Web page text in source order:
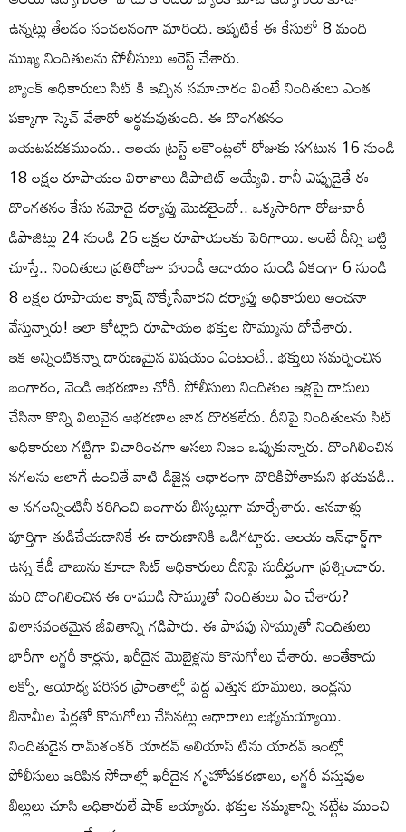
ఉన్నట్లు తేలడం సంచలనంగా మారింది. ఇప్పటికే ఈ కేసులో 8 మంది
ముఖ్య నిందితులను పోలీసులు అరెస్ట్ చేశారు.
బ్యాంక్ అధికారులు సిట్ కి ఇచ్చిన సమాచారం వింటే నిందితులు ఎంత
పక్కాగా స్కెచ్ వేశారో అర్థమవుతుంది. ఈ దొంగతనం
బయటపడకముందు.. ఆలయ ట్రస్ట్ అకౌంట్లలో రోజుకు సగటున 16 నుండి
18 లక్షల రూపాయల విరాళాలు డిపాజిట్ అయ్యేవి. కానీ ఎప్పుడైతే ఈ
దొంగతనం కేసు నమోదై దర్యాప్తు మొదలైందో.. ఒక్కసారిగా రోజువారీ
డిపాజిట్లు 24 నుండి 26 లక్షల రూపాయలకు పెరిగాయి. అంటే దీన్ని బట్టి
చూస్తే.. నిందితులు ప్రతిరోజూ హుండీ ఆదాయం నుండి ఏకంగా 6 నుండి
8 లక్షల రూపాయల క్యాష్ నొక్కేసేవారని దర్యాప్తు అధికారులు అంచనా
వేస్తున్నారు! ఇలా కోట్లాది రూపాయల భక్తుల సొమ్మును దోచేశారు.
ఇక అన్నింటికన్నా దారుణమైన విషయం ఏంటంటే.. భక్తులు సమర్పించిన
బంగారం, వెండి ఆభరణాల చోరీ. పోలీసులు నిందితుల ఇళ్లపై దాడులు
చేసినా కొన్ని విలువైన ఆభరణాల జాడ దొరకలేదు. దీనిపై నిందితులను సిట్
అధికారులు గట్టిగా విచారించగా అసలు నిజం ఒప్పుకున్నారు. దొంగిలించిన
నగలను అలాగే ఉంచితే వాటి డిజైన్ల ఆధారంగా దొరికిపోతామని భయపడి..
ఆ నగలన్నింటినీ కరిగించి బంగారు బిస్కట్లుగా మార్చేశారు. ఆనవాళ్లు
పూర్తిగా తుడిచేయడానికే ఈ దారుణానికి ఒడిగట్టారు. ఆలయ ఇన్‌ఛార్జ్‌గా
ఉన్న కేడీ బాబును కూడా సిట్ అధికారులు దీనిపై సుదీర్ఘంగా ప్రశ్నించారు.
మరి దొంగిలించిన ఈ రాముడి సొమ్ముతో నిందితులు ఏం చేశారు?
విలాసవంతమైన జీవితాన్ని గడిపారు. ఈ పాపపు సొమ్ముతో నిందితులు
భారీగా లగ్జరీ కార్లను, ఖరీదైన మొబైళ్లను కొనుగోలు చేశారు. అంతేకాదు
లక్నో, అయోధ్య పరిసర ప్రాంతాల్లో పెద్ద ఎత్తున భూములు, ఇండ్లను
బినామీల పేర్లతో కొనుగోలు చేసినట్లు ఆధారాలు లభ్యమయ్యాయి.
నిందితుడైన రామ్‌శంకర్ యాదవ్ అలియాస్ టిను యాదవ్ ఇంట్లో
పోలీసులు జరిపిన సోదాల్లో ఖరీదైన గృహోపకరణాలు, లగ్జరీ వస్తువుల
బిల్లులు చూసి అధికారులే షాక్ అయ్యారు. భక్తుల నమ్మకాన్ని నట్టేట ముంచి